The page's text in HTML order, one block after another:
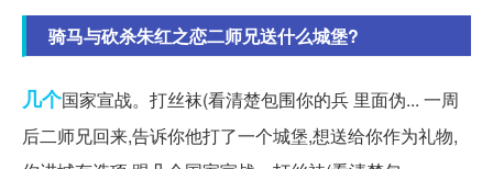
骑马与砍杀朱红之恋二师兄送什么城堡?
几个国家宣战。打丝袜(看清楚包围你的兵 里面伪... 一周
后二师兄回来,告诉你他打了一个城堡,想送给你作为礼物,